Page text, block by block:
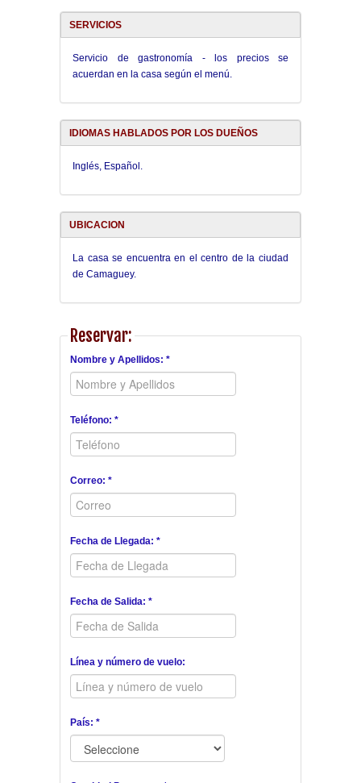
SERVICIOS
Servicio de gastronomía - los precios se
acuerdan en la casa según el menú.
IDIOMAS HABLADOS POR LOS DUEÑOS
Inglés, Español.
UBICACION
La casa se encuentra en el centro de la ciudad
de Camaguey.
Reservar:
Nombre y Apellidos: *
Teléfono: *
Correo: *
Fecha de Llegada: *
Fecha de Salida: *
Línea y número de vuelo:
País: *